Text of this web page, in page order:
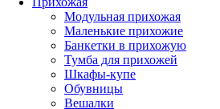
Модульная прихожая
Маленькие прихожие
Банкетки в прихожую
Тумба для прихожей
Шкафы-купе
Обувницы
Вешалки